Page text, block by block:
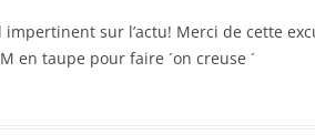
sur l’actu! Merci de cette
en taupe pour faire ´on creuse ´